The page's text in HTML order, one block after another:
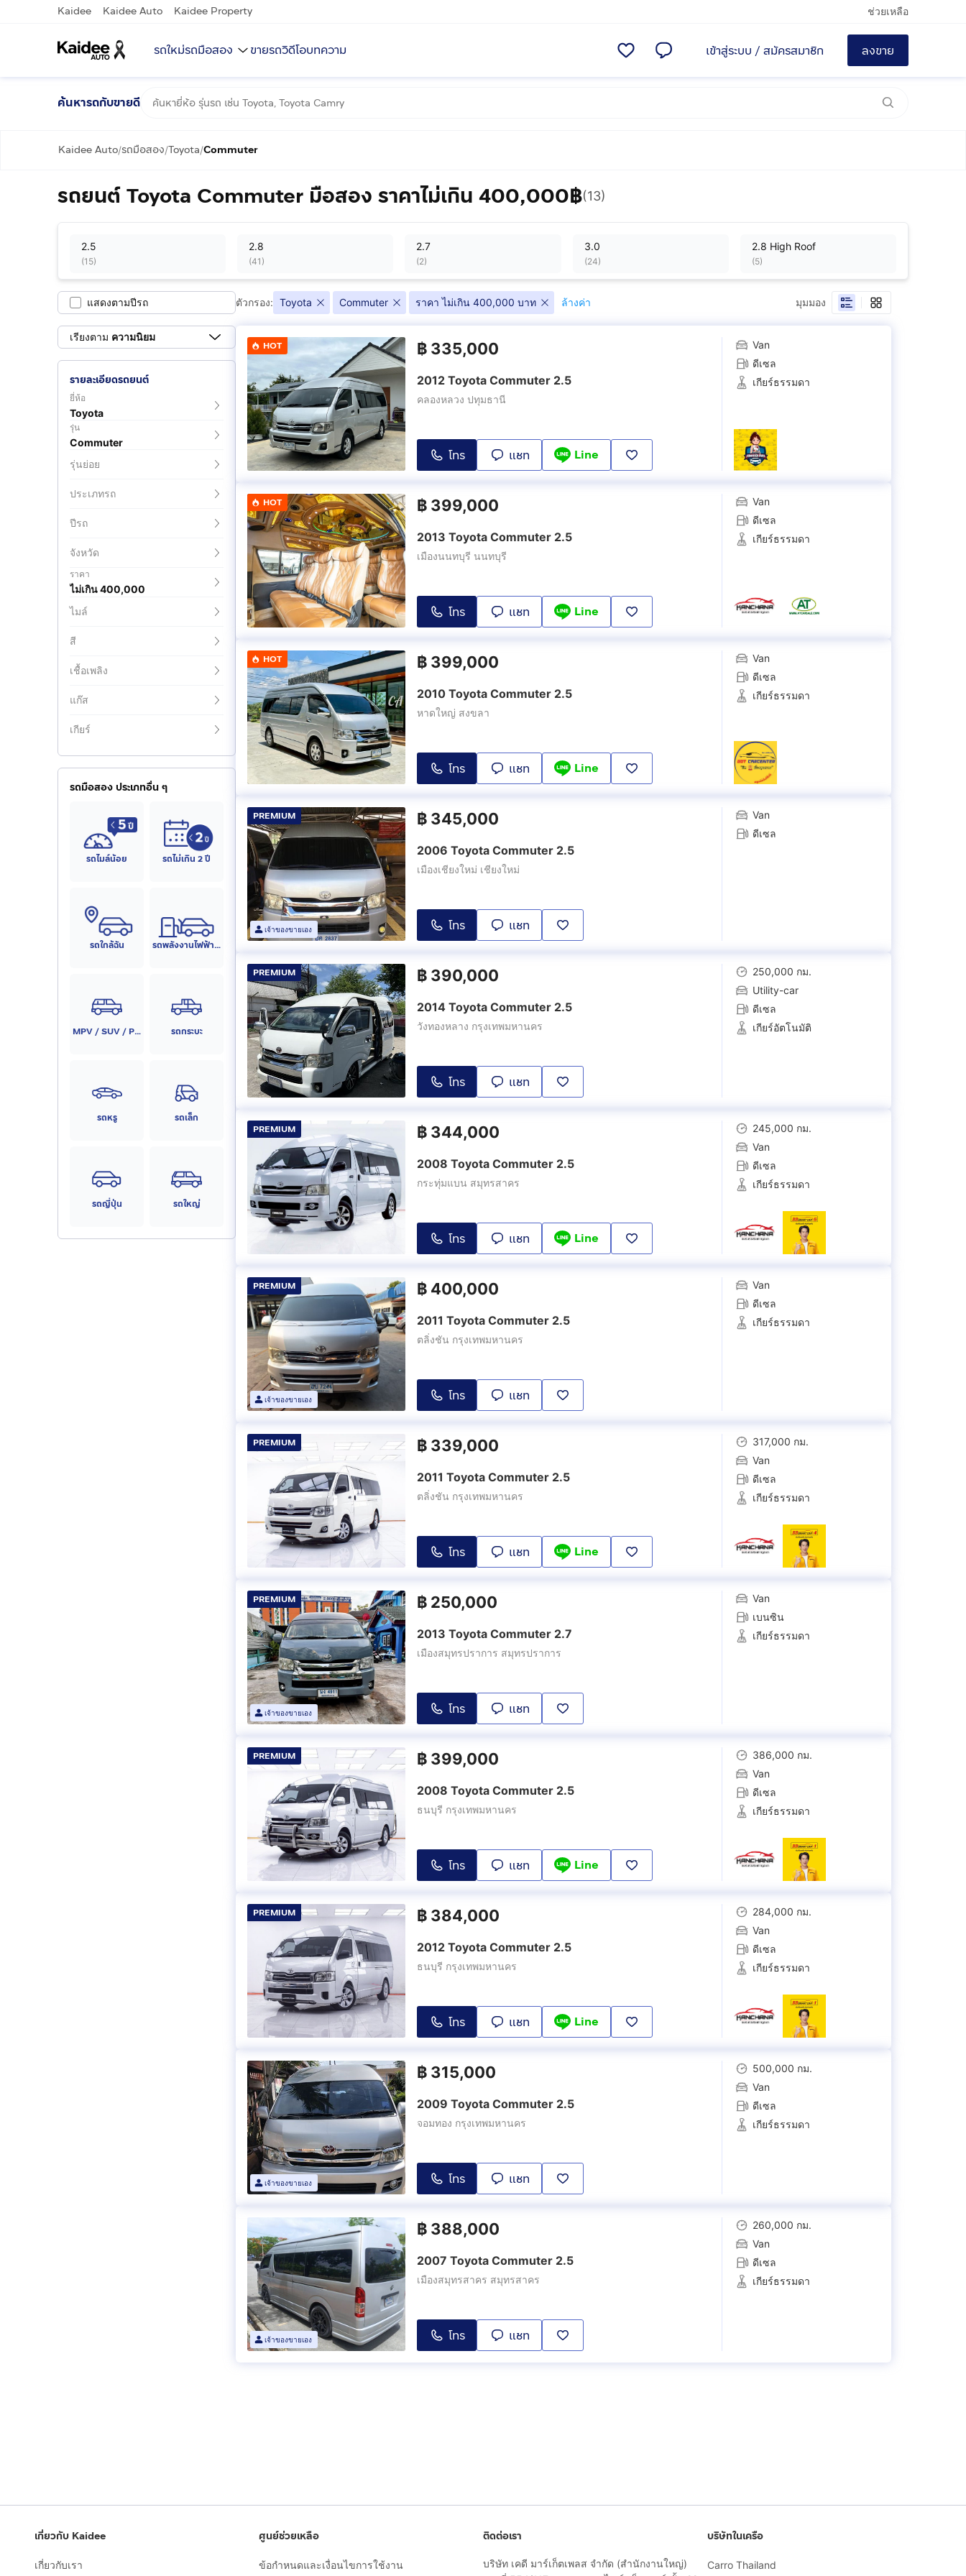
Kaidee Kaidee Auto Kaidee Property ช่วยเหลือ
รถใหม่รถมือสอง ขายรถวิดีโอบทความ เข้าสู่ระบบ / สมัครสมาชิก ลงขาย
ค้นหารถกับขายดี
Kaidee Auto/รถมือสอง/Toyota/Commuter
รถยนต์ Toyota Commuter มือสอง ราคาไม่เกิน 400,000฿(13)
2.5
(15)
2.8
(41 )
2.7
(2)
3.0
(24)
2.8 High Roof
(5)
แสดงตามปีรถ
เรียงตาม ความนิยม
รายละเอียดรถยนต์
ยี่ห้อ
Toyota
รุ่น
Commuter
รุ่นย่อย
ประเภทรถ
ปีรถ
จังหวัด
ราคา
ไม่เกิน 400,000
ไมล์
สี
เชื้อเพลิง
แก๊ส
เกียร์
รถมือสอง ประเภทอื่น ๆ
รถไมล์น้อย รถไม่เกิน 2 ปี
รถใกล้ฉัน รถพลังงานไฟฟ้า (EV)
MPV / SUV / PPV รถกระบะ
รถหรู รถเล็ก
รถญี่ปุ่น รถใหญ่
ตัวกรอง: Toyota Commuter ราคา ไม่เกิน 400,000 บาท ล้างค่า มุมมอง
HOT ฿ 335,000
2012 Toyota Commuter 2.5
คลองหลวง ปทุมธานี
โทร แชท Line
Van
ดีเซล
เกียร์ธรรมดา
HOT ฿ 399,000
2013 Toyota Commuter 2.5
เมืองนนทบุรี นนทบุรี
โทร แชท Line
Van
ดีเซล
เกียร์ธรรมดา
HOT ฿ 399,000
2010 Toyota Commuter 2.5
หาดใหญ่ สงขลา
โทร แชท Line
Van
ดีเซล
เกียร์ธรรมดา
PREMIUM
เจ้าของขายเอง
฿ 345,000
2006 Toyota Commuter 2.5
เมืองเชียงใหม่ เชียงใหม่
โทร แชท
Van
ดีเซล
PREMIUM ฿ 390,000
2014 Toyota Commuter 2.5
วังทองหลาง กรุงเทพมหานคร
โทร แชท
250,000 กม.
Utility-car
ดีเซล
เกียร์อัตโนมัติ
PREMIUM ฿ 344,000
2008 Toyota Commuter 2.5
กระทุ่มแบน สมุทรสาคร
โทร แชท Line
245,000 กม.
Van
ดีเซล
เกียร์ธรรมดา
PREMIUM
เจ้าของขายเอง
฿ 400,000
2011 Toyota Commuter 2.5
ตลิ่งชัน กรุงเทพมหานคร
โทร แชท
Van
ดีเซล
เกียร์ธรรมดา
PREMIUM ฿ 339,000
2011 Toyota Commuter 2.5
ตลิ่งชัน กรุงเทพมหานคร
โทร แชท Line
317,000 กม.
Van
ดีเซล
เกียร์ธรรมดา
PREMIUM
เจ้าของขายเอง
฿ 250,000
2013 Toyota Commuter 2.7
เมืองสมุทรปราการ สมุทรปราการ
โทร แชท
Van
เบนซิน
เกียร์ธรรมดา
PREMIUM ฿ 399,000
2008 Toyota Commuter 2.5
ธนบุรี กรุงเทพมหานคร
โทร แชท Line
386,000 กม.
Van
ดีเซล
เกียร์ธรรมดา
PREMIUM ฿ 384,000
2012 Toyota Commuter 2.5
ธนบุรี กรุงเทพมหานคร
โทร แชท Line
284,000 กม.
Van
ดีเซล
เกียร์ธรรมดา
เจ้าของขายเอง
฿ 315,000
2009 Toyota Commuter 2.5
จอมทอง กรุงเทพมหานคร
โทร แชท
500,000 กม.
Van
ดีเซล
เกียร์ธรรมดา
เจ้าของขายเอง
฿ 388,000
2007 Toyota Commuter 2.5
เมืองสมุทรสาคร สมุทรสาคร
โทร แชท
260,000 กม.
Van
ดีเซล
เกียร์ธรรมดา
เกี่ยวกับ Kaidee
เกี่ยวกับเรา
ศูนย์ช่วยเหลือ
ข้อกำหนดและเงื่อนไขการใช้งาน
ติดต่อเรา
บริษัท เคดี มาร์เก็ตเพลส จำกัด (สำนักงานใหญ่)
บริษัทในเครือ
Carro Thailand